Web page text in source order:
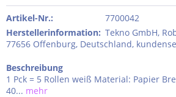
Artikel-Nr.:
7700042
Herstellerinformation: Tekno GmbH,
77656 Offenburg, Deutschland,
Beschreibung
1 Pck = 5 Rollen weiß Material: Papier
40... mehr